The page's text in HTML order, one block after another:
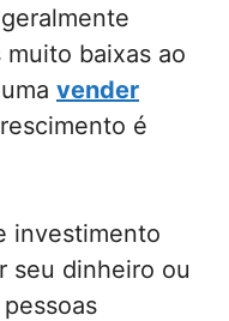
baixas ao
vender
é
investimento
seu dinheiro ou